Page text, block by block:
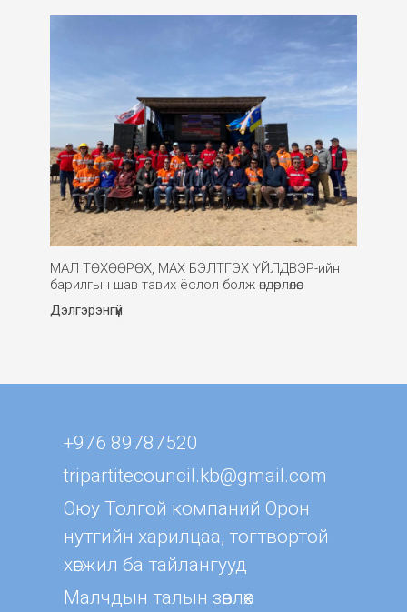
МАЛ ТӨХӨӨРӨХ, МАХ БЭЛТГЭХ ҮЙЛДВЭР-ийн
барилгын шав тавих ёслол болж өндөрлөлөө.
Дэлгэрэнгүй
+976 89787520
tripartitecouncil.kb@gmail.com
Оюу Толгой компаний Орон
нутгийн харилцаа, тогтвортой
хөгжил ба тайлангууд
Малчдын талын зөвлөх